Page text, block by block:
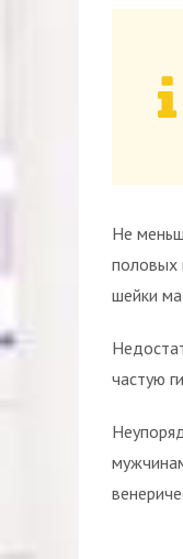
Не
половых
шейки
частую